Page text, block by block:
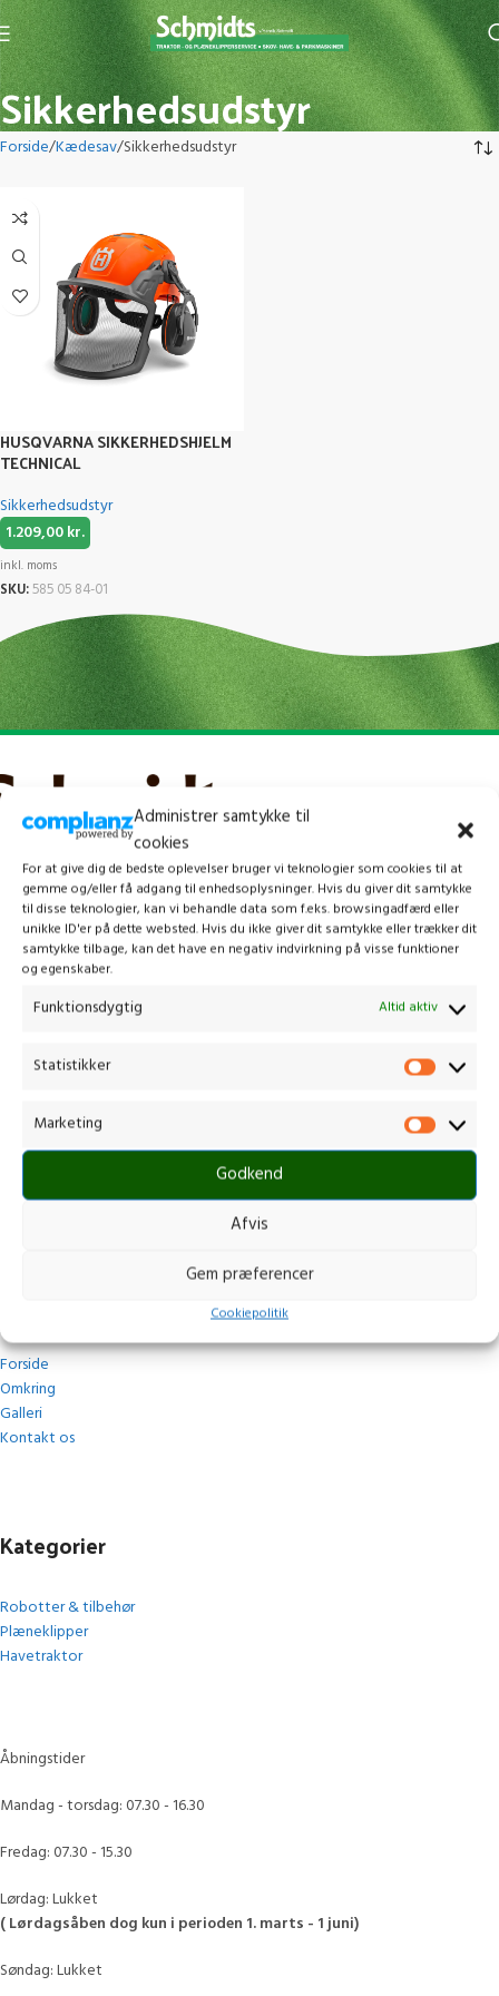
Administrer samtykke til
cookies
For at give dig de bedste oplevelser bruger vi teknologier som cookies til at
gemme og/eller få adgang til enhedsoplysninger. Hvis du giver dit samtykke
til disse teknologier, kan vi behandle data som f.eks. browsingadfærd eller
unikke ID'er på dette websted. Hvis du ikke giver dit samtykke eller trækker dit
samtykke tilbage, kan det have en negativ indvirkning på visse funktioner
og egenskaber.
Funktionsdygtig Altid aktiv
Statistikker
Marketing
Godkend
Afvis
Gem præferencer
Cookiepolitik
Sikkerhedsudstyr
Forside Kædesav Sikkerhedsudstyr
HUSQVARNA SIKKERHEDSHJELM
TECHNICAL
Sikkerhedsudstyr
1.209,00kr.
inkl. moms
SKU:585 05 84-01
+45 7484 5090
post@stops.dk
Forside
Omkring
Galleri
Kontakt os
Kategorier
Robotter & tilbehør
Plæneklipper
Havetraktor
Åbningstider
Mandag - torsdag: 07.30 - 16.30
Fredag: 07.30 - 15.30
Lørdag: Lukket
( Lørdagsåben dog kun i perioden 1. marts - 1 juni)
Søndag: Lukket